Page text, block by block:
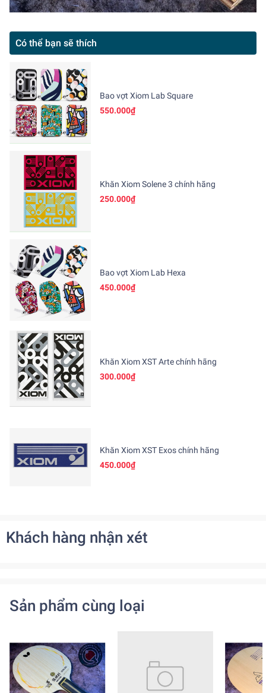
Có thể bạn sẽ thích
Bao vợt Xiom Lab Square
550.000₫
Khăn Xiom Solene 3 chính hãng
250.000₫
Bao vợt Xiom Lab Hexa
450.000₫
Khăn Xiom XST Arte chính hãng
300.000₫
Khăn Xiom XST Exos chính hãng
450.000₫
Khách hàng nhận xét
Sản phẩm cùng loại